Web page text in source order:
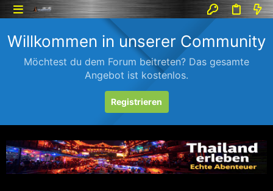
Willkommen in unserer Community
Möchtest du dem Forum beitreten? Das gesamte
Angebot ist kostenlos.
Registrieren